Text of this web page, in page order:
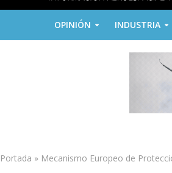
OPINIÓN INDUSTRIA
Portada » Mecanismo Europeo de